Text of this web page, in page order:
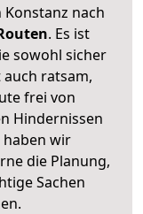
nach
. Es ist
sowohl sicher
ratsam,
frei von
Hindernissen
haben wir
die Planung,
Sachen